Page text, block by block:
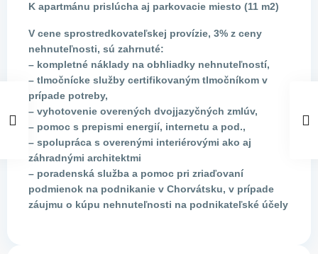
K apartmánu prislúcha aj parkovacie miesto (11 m2)
V cene sprostredkovateľskej provízie, 3% z ceny
nehnuteľnosti, sú zahrnuté:
– kompletné náklady na obhliadky nehnuteľností,
– tlmočnícke služby certifikovaným tlmočníkom v
prípade potreby,
– vyhotovenie overených dvojjazyčných zmlúv,
– pomoc s prepismi energií, internetu a pod.,
– spolupráca s overenými interiérovými ako aj
záhradnými architektmi
– poradenská služba a pomoc pri zriaďovaní
podmienok na podnikanie v Chorvátsku, v prípade
záujmu o kúpu nehnuteľnosti na podnikateľské účely